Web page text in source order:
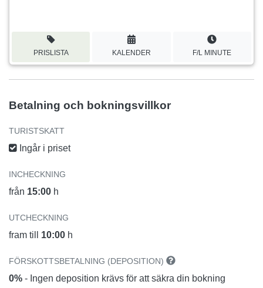
PRISLISTA KALENDER F/L MINUTE
Betalning och bokningsvillkor
TURISTSKATT
Ingår i priset
INCHECKNING
från 15:00 h
UTCHECKNING
fram till 10:00 h
FÖRSKOTTSBETALNING (DEPOSITION)
0% - Ingen deposition krävs för att säkra din bokning